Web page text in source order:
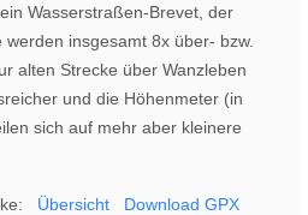
Wasserstraßen-Brevet, der
insgesamt 8x über- bzw.
alten Strecke über Wanzleben
und die Höhenmeter (in
sich auf mehr aber kleinere
Übersicht Download GPX